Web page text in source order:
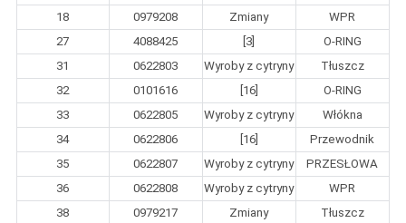
18
0979208 Zmiany
WPR
27
4088425 [3]
O-RING
31
0622803 Wyroby z cytryny
Tłuszcz
32
0101616 [16]
O-RING
33
0622805 Wyroby z cytryny
Włókna
34
0622806 [16]
Przewodnik
35
0622807 Wyroby z cytryny
PRZESŁOWA
36
0622808 Wyroby z cytryny
WPR
38
0979217 Zmiany Tłuszcz